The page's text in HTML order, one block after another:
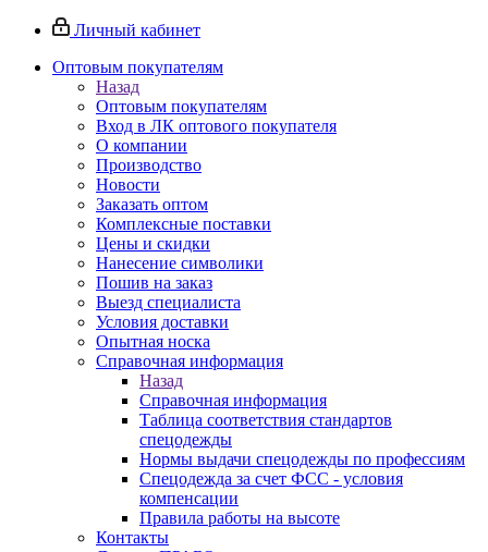
Личный кабинет
Оптовым покупателям
Назад
Оптовым покупателям
Вход в ЛК оптового покупателя
О компании
Производство
Новости
Заказать оптом
Комплексные поставки
Цены и скидки
Нанесение символики
Пошив на заказ
Выезд специалиста
Условия доставки
Опытная носка
Справочная информация
Назад
Справочная информация
Таблица соответствия стандартов
спецодежды
Нормы выдачи спецодежды по профессиям
Спецодежда за счет ФСС - условия
компенсации
Правила работы на высоте
Контакты